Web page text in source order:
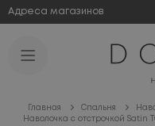
Адреса магазинов
Главная Спальня
Наволочка с отстрочкой Satin